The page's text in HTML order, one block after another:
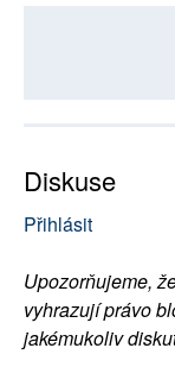
Diskuse
Přihlásit
Upozorňujeme,
vyhrazují právo
jakémukoliv